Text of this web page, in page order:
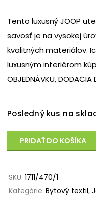
Tento luxusný JOOP
savosť je na vysokej
kvalitných materiálov.
luxusným interiérom
OBJEDNÁVKU, DODACIA
Posledný kus na
PRIDAŤ DO KOŠÍKA
SKU: 1711/470/1
Kategórie: Bytový textil,